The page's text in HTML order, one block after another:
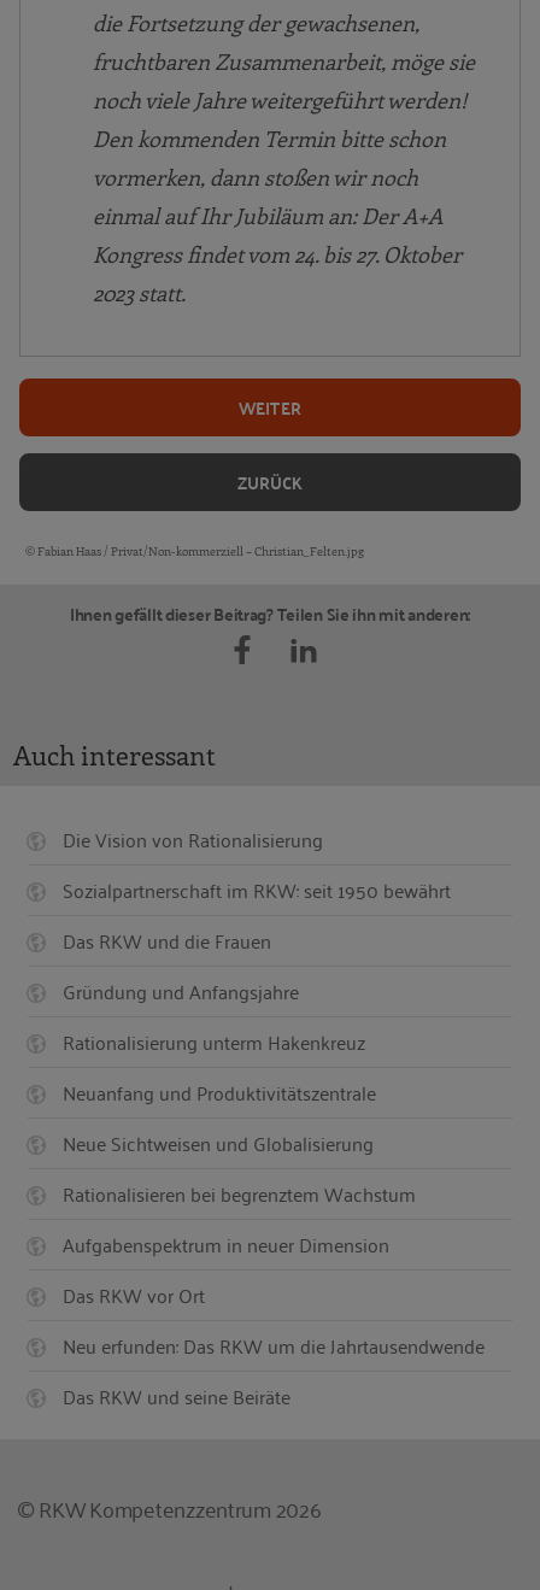
die Fortsetzung der gewachsenen,
fruchtbaren Zusammenarbeit, möge sie
noch viele Jahre weitergeführt werden!
Den kommenden Termin bitte schon
vormerken, dann stoßen wir noch
einmal auf Ihr Jubiläum an: Der A+A
Kongress findet vom 24. bis 27. Oktober
2023 statt.
ZURÜCK
WEITER
Bildquellen und Copyright-Hinweise
© Fabian Haas / Privat/Non-kommerziell – Christian_Felten.jpg
Ihnen gefällt dieser Beitrag? Teilen Sie ihn mit anderen:
Auch interessant
Die Vision von Rationalisierung
Sozialpartnerschaft im RKW: seit 1950 bewährt
Das RKW und die Frauen
Gründung und Anfangsjahre
Rationalisierung unterm Hakenkreuz
Neuanfang und Produktivitätszentrale
Neue Sichtweisen und Globalisierung
Rationalisieren bei begrenztem Wachstum
Aufgabenspektrum in neuer Dimension
Das RKW vor Ort
Neu erfunden: Das RKW um die Jahrtausendwende
Das RKW und seine Beiräte
© RKW Kompetenzzentrum 2026